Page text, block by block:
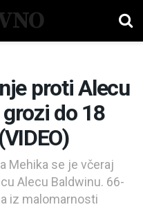
proti Alecu
do 18
Mehika se je včeraj
Alecu Baldwinu. 66-
iz malomarnosti